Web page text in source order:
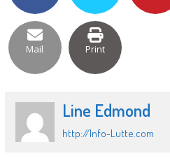
Mail Print
Line Edmond
http://Info-Lutte.com